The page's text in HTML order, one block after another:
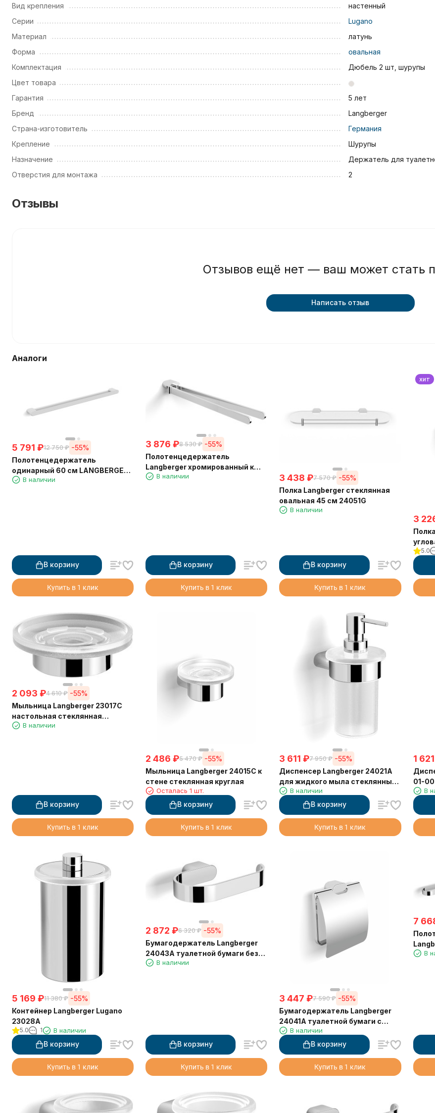
Вид крепления
настенный
Серии
Lugano
Материал
латунь
Форма
овальная
Комплектация
Дюбель 2 шт, шурупы
Цвет товара
Гарантия
5 лет
Бренд
Langberger
Страна-изготовитель
Германия
Крепление
Шурупы
Назначение
Держатель для
Отверстия для монтажа
2
Отзывы
Отзывов ещё нет — ваш может стать
Написать отзыв
Аналоги
5 791 ₽12 750 ₽ -55%
Полотенцедержатель
одинарный 60 см LANGBERGER
D24001B
В наличии
В корзину
Купить в 1 клик
3 876 ₽8 530 ₽ -55%
Полотенцедержатель
Langberger хромированный к
стене поворотный двойной
В наличии
В корзину
Купить в 1 клик
3 438 ₽7 570 ₽ -55%
Полка Langberger стеклянная
овальная 45 см 24051G
В наличии
В корзину
Купить в 1 клик
хит
3
5.0
2 093 ₽4 610 ₽ -55%
Мыльница Langberger 23017C
настольная стеклянная
матовая круглая
В наличии
В корзину
Купить в 1 клик
2 486 ₽5 470 ₽ -55%
Мыльница Langberger 24015C к
стене стеклянная круглая
Осталась 1 шт.
В корзину
Купить в 1 клик
3 611 ₽7 950 ₽ -55%
Диспенсер Langberger 24021A
для жидкого мыла стеклянный
к стене круглый
В наличии
В корзину
Купить в 1 клик
1 621
01-
В
5 169 ₽11 380 ₽ -55%
Контейнер Langberger Lugano
23028A
5.0 1 В наличии
В корзину
Купить в 1 клик
2 872 ₽6 320 ₽ -55%
Бумагодержатель Langberger
24043A туалетной бумаги без
крышки квадратный
В наличии
В корзину
Купить в 1 клик
3 447 ₽7 590 ₽ -55%
Бумагодержатель Langberger
24041A туалетной бумаги с
крышкой
В наличии
В корзину
Купить в 1 клик
7
В